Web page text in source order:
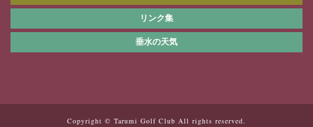
リンク集
垂水の天気
Copyright © Tarumi Golf Club All rights reserved.